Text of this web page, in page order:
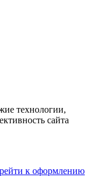
технологии,
сайта
к оформлению